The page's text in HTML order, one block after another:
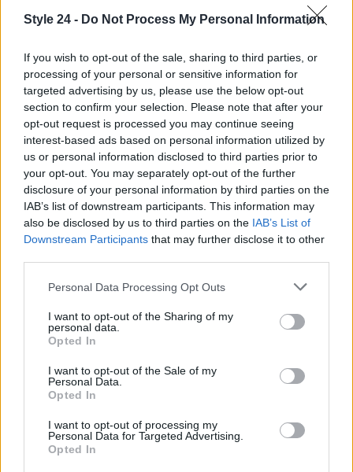
Style 24 - Do Not Process My Personal Information
If you wish to opt-out of the sale, sharing to third parties, or
processing of your personal or sensitive information for
targeted advertising by us, please use the below opt-out
section to confirm your selection. Please note that after your
opt-out request is processed you may continue seeing
interest-based ads based on personal information utilized by
us or personal information disclosed to third parties prior to
your opt-out. You may separately opt-out of the further
disclosure of your personal information by third parties on the
IAB’s list of downstream participants. This information may
also be disclosed by us to third parties on the IAB’s List of
Downstream Participants that may further disclose it to other
Please note that this website/app uses one or more Google
not limited to your visit or usage behaviour. You may click to
grant or deny consent to Google and its third-party tags to
use your data for below specified purposes in below Google
consent section.
Personal Data Processing Opt Outs
I want to opt-out of the Sharing of my
personal data.
Opted In
I want to opt-out of the Sale of my
Personal Data.
Opted In
I want to opt-out of processing my
Personal Data for Targeted Advertising.
Opted In
rappresentano un modo per celebrare il legame tra
moderna di tradizioni senza tempo. Indossare una
di queste fragranze arricchisce l’esperienza delle
festività con calore e intimità.
AUTORE
Staff